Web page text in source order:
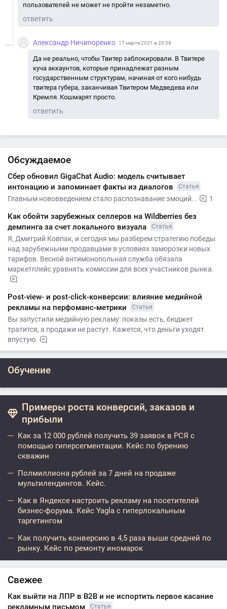
пользователей не может не пройти незаметно.
ответить
Александр Ничипоренко 17 марта 2021 в 20:38
Да не реально, чтобы Твитер заблокировали. В Твитере
куча аккаунтов, которые принадлежат разным
государственным структурам, начиная от кого нибудь
твитера губера, заканчивая Твитером Медведева или
Кремля. Кошмарят просто.
ответить
Обсуждаемое
Сбер обновил GigaChat Audio: модель считывает
интонацию и запоминает факты из диалогов
Статья
Главным нововведением стало распознавание эмоций. . 1
Как обойти зарубежных селлеров на Wildberries без
демпинга за счет локального визуала
Статья
Я, Дмитрий Ковпак, и сегодня мы разберем стратегию победы
над зарубежными продавцами в условиях заморозки новых
тарифов. Весной антимонопольная служба обязала
маркетплейс уравнять комиссии для всех участников рынка.
Post-view- и post-click-конверсии: влияние медийной
рекламы на перфоманс-метрики
Статья
Вы запустили медийную рекламу: показы есть, бюджет
тратится, а продажи не растут. Кажется, что деньги уходят
впустую.
Обучение
Примеры роста конверсий, заказов и
прибыли
Как за 12 000 рублей получить 39 заявок в РСЯ с
помощью гиперсегментации. Кейс по бурению
скважин
Полмиллиона рублей за 7 дней на продаже
мультилендингов. Кейс.
Как в Яндексе настроить рекламу на посетителей
бизнес-форума. Кейс Yagla с гиперлокальным
таргетингом
Как получить конверсию в 4,5 раза выше средней по
рынку. Кейс по ремонту иномарок
Свежее
Как выйти на ЛПР в B2B и не испортить первое касание
рекламным письмом
Статья